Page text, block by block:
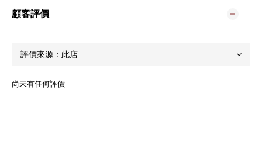
顧客評價
尚未有任何評價